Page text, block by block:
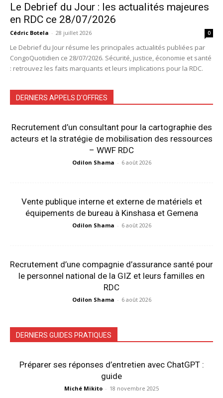
Le Debrief du Jour : les actualités majeures
en RDC ce 28/07/2026
Cédric Botela - 28 juillet 2026 0
Le Debrief du Jour résume les principales actualités publiées par
CongoQuotidien ce 28/07/2026. Sécurité, justice, économie et santé
: retrouvez les faits marquants et leurs implications pour la RDC.
DERNIERS APPELS D'OFFRES
Recrutement d’un consultant pour la cartographie des
acteurs et la stratégie de mobilisation des ressources
– WWF RDC
Odilon Shama - 6 août 2026
Vente publique interne et externe de matériels et
équipements de bureau à Kinshasa et Gemena
Odilon Shama - 6 août 2026
Recrutement d’une compagnie d’assurance santé pour
le personnel national de la GIZ et leurs familles en
RDC
Odilon Shama - 6 août 2026
DERNIERS GUIDES PRATIQUES
Préparer ses réponses d’entretien avec ChatGPT :
guide
Miché Mikito - 18 novembre 2025